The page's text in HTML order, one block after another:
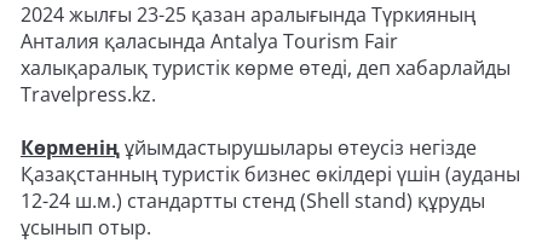
2024 жылғы 23-25 қазан аралығында Түркияның
Анталия қаласында Antalya Tourism Fair
халықаралық туристік көрме өтеді, деп хабарлайды
Travelpress.kz.
Көрменіңұйымдастырушылары өтеусіз негізде
Қазақстанның туристік бизнес өкілдері үшін (ауданы
12-24 ш.м.) стандартты стенд (Shell stand) құруды
ұсынып отыр.